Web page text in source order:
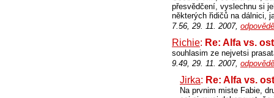
přesvědčení, vyslechnu si
některých řidičů na dálnici,
7.56, 29. 11. 2007,
Richie: Re: Alfa vs.
souhlasim ze nejvetsi
9.49, 29. 11. 2007,
Jirka: Re: Alfa vs.
Na prvnim miste Fabie,